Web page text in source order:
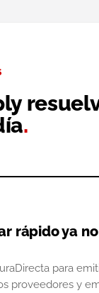
.
rápido ya
para
proveedores y